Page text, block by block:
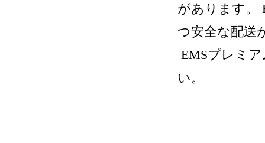
があります。
つ安全な配送
EMSプレミ
い。